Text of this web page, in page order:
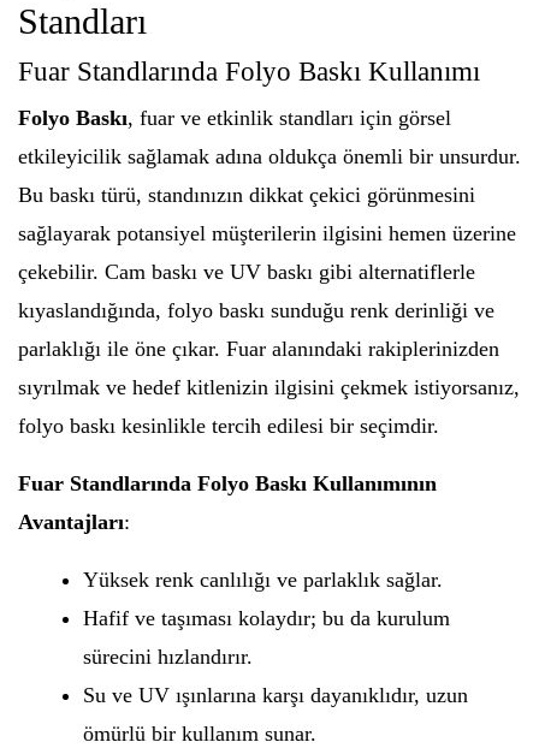
Standları
Fuar Standlarında Folyo Baskı Kullanımı
Folyo Baskı, fuar ve etkinlik standları için görsel
etkileyicilik sağlamak adına oldukça önemli bir unsurdur.
Bu baskı türü, standınızın dikkat çekici görünmesini
sağlayarak potansiyel müşterilerin ilgisini hemen üzerine
çekebilir. Cam baskı ve UV baskı gibi alternatiflerle
kıyaslandığında, folyo baskı sunduğu renk derinliği ve
parlaklığı ile öne çıkar. Fuar alanındaki rakiplerinizden
sıyrılmak ve hedef kitlenizin ilgisini çekmek istiyorsanız,
folyo baskı kesinlikle tercih edilesi bir seçimdir.
Fuar Standlarında Folyo Baskı Kullanımının
Avantajları:
Yüksek renk canlılığı ve parlaklık sağlar.
Hafif ve taşıması kolaydır; bu da kurulum
sürecini hızlandırır.
Su ve UV ışınlarına karşı dayanıklıdır, uzun
ömürlü bir kullanım sunar.